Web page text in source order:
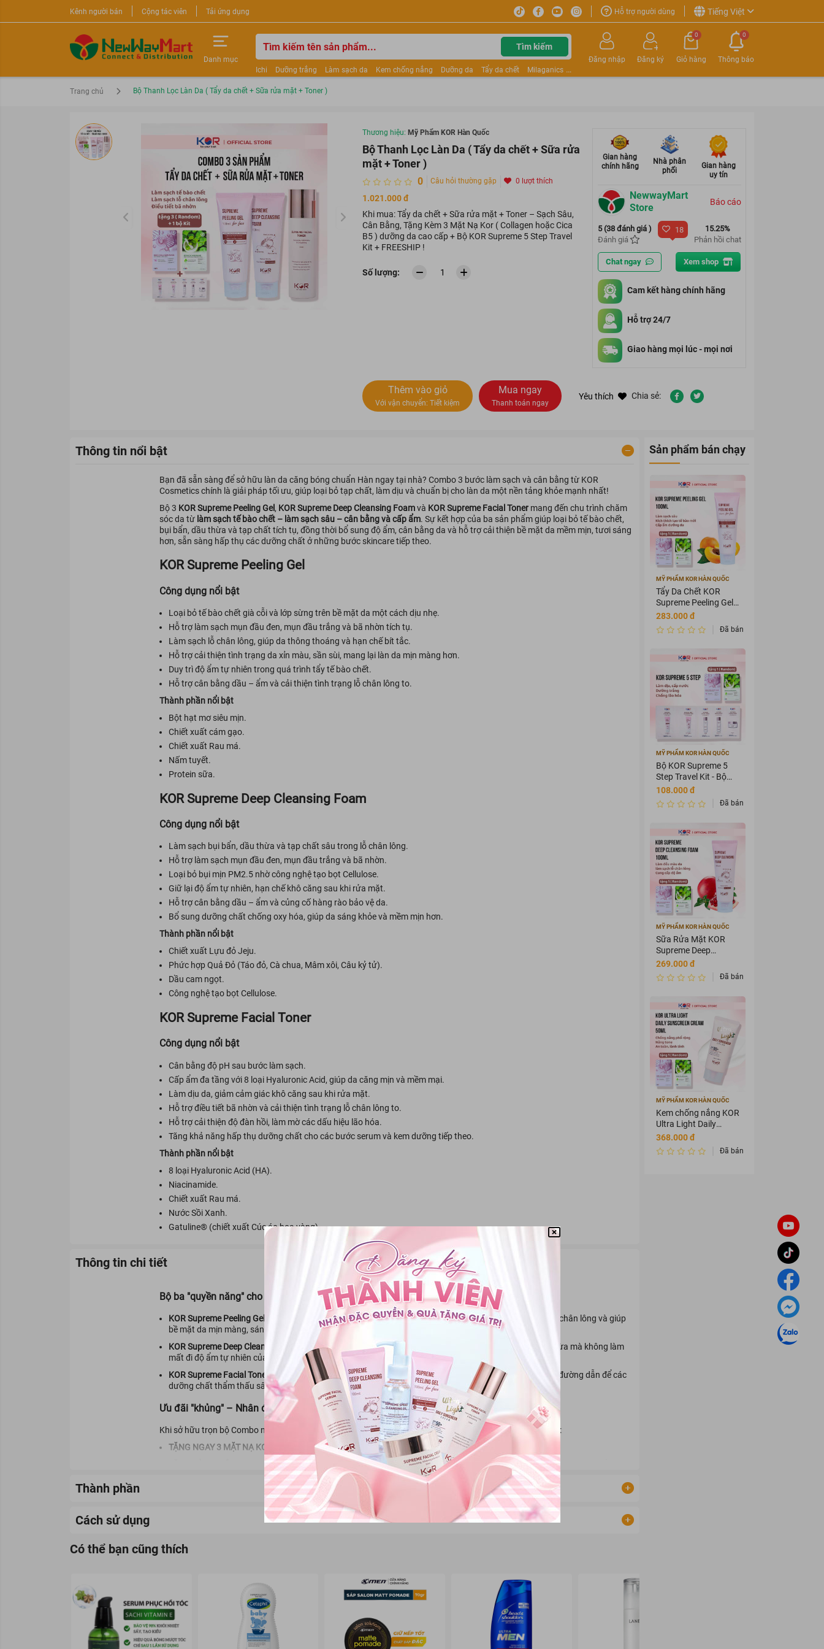
Kênh người bán Cộng tác viên Tải ứng dụng Hỗ trợ người dùng Tiếng Việt
Danh mục
Tìm kiếm
Ichi Dưỡng trắng Làm sạch da Kem chống nắng Dưỡng da Tẩy da chết
Milaganics
Sữa rửa mặt
Kem Mộc Qua
Đăng nhập Đăng ký
0
Giỏ hàng Thông báo
0
Trang chủ Bộ Thanh Lọc Làn Da ( Tẩy da chết + Sữa rửa mặt + Toner )
Thương hiệu: Mỹ Phẩm KOR Hàn Quốc
Bộ Thanh Lọc Làn Da ( Tẩy da chết + Sữa rửa
mặt + Toner )
0 Câu hỏi thường gặp 0 lượt thích
1.021.000 đ
Khi mua: Tẩy da chết + Sữa rửa mặt + Toner – Sạch Sâu,
Cân Bằng, Tặng Kèm 3 Mặt Nạ Kor ( Collagen hoặc Cica
B5 ) dưỡng da cao cấp + Bộ KOR Supreme 5 Step Travel
Kit + FREESHIP !
Số lượng:
Gian hàng
chính hãng
Nhà phân
phối
Gian hàng
uy tín
NewwayMart
Store
Báo cáo
5 (38 đánh giá )
Đánh giá
18
15.25%
Phản hồi chat
Chat ngay Xem shop
Cam kết hàng chính hãng
Hỗ trợ 24/7
Giao hàng mọi lúc - mọi nơi
Thêm vào giỏ
Với vận chuyển:Tiết kiệm
Mua ngay
Thanh toán ngay
Yêu thích Chia sẻ:
Thông tin nổi bật
Bạn đã sẵn sàng để sở hữu làn da căng bóng chuẩn Hàn ngay tại nhà? Combo 3 bước làm sạch và cân bằng từ KOR
Cosmetics chính là giải pháp tối ưu, giúp loại bỏ tạp chất, làm dịu và chuẩn bị cho làn da một nền tảng khỏe mạnh nhất!
Bộ 3 KOR Supreme Peeling Gel, KOR Supreme Deep Cleansing Foamvà KOR Supreme Facial Tonermang đến chu trình chăm
sóc da từ làm sạch tế bào chết – làm sạch sâu – cân bằng và cấp ẩm. Sự kết hợp của ba sản phẩm giúp loại bỏ tế bào chết,
bụi bẩn, dầu thừa và tạp chất tích tụ, đồng thời bổ sung độ ẩm, cân bằng da và hỗ trợ cải thiện bề mặt da mềm mịn, tươi sáng
hơn, sẵn sàng hấp thụ các dưỡng chất ở những bước skincare tiếp theo.
KOR Supreme Peeling Gel
Công dụng nổi bật
Loại bỏ tế bào chết già cỗi và lớp sừng trên bề mặt da một cách dịu nhẹ.
Hỗ trợ làm sạch mụn đầu đen, mụn đầu trắng và bã nhờn tích tụ.
Làm sạch lỗ chân lông, giúp da thông thoáng và hạn chế bít tắc.
Hỗ trợ cải thiện tình trạng da xỉn màu, sần sùi, mang lại làn da mịn màng hơn.
Duy trì độ ẩm tự nhiên trong quá trình tẩy tế bào chết.
Hỗ trợ cân bằng dầu – ẩm và cải thiện tình trạng lỗ chân lông to.
Thành phần nổi bật
Bột hạt mơ siêu mịn.
Chiết xuất cám gạo.
Chiết xuất Rau má.
Nấm tuyết.
Protein sữa.
KOR Supreme Deep Cleansing Foam
Công dụng nổi bật
Làm sạch bụi bẩn, dầu thừa và tạp chất sâu trong lỗ chân lông.
Hỗ trợ làm sạch mụn đầu đen, mụn đầu trắng và bã nhờn.
Loại bỏ bụi mịn PM2.5 nhờ công nghệ tạo bọt Cellulose.
Giữ lại độ ẩm tự nhiên, hạn chế khô căng sau khi rửa mặt.
Hỗ trợ cân bằng dầu – ẩm và củng cố hàng rào bảo vệ da.
Bổ sung dưỡng chất chống oxy hóa, giúp da sáng khỏe và mềm mịn hơn.
Thành phần nổi bật
Chiết xuất Lựu đỏ Jeju.
Phức hợp Quả Đỏ (Táo đỏ, Cà chua, Mâm xôi, Câu kỷ tử).
Dầu cam ngọt.
Công nghệ tạo bọt Cellulose.
KOR Supreme Facial Toner
Công dụng nổi bật
Cân bằng độ pH sau bước làm sạch.
Cấp ẩm đa tầng với 8 loại Hyaluronic Acid, giúp da căng mịn và mềm mại.
Làm dịu da, giảm cảm giác khô căng sau khi rửa mặt.
Hỗ trợ điều tiết bã nhờn và cải thiện tình trạng lỗ chân lông to.
Hỗ trợ cải thiện độ đàn hồi, làm mờ các dấu hiệu lão hóa.
Tăng khả năng hấp thụ dưỡng chất cho các bước serum và kem dưỡng tiếp theo.
Thành phần nổi bật
8 loại Hyaluronic Acid (HA).
Niacinamide.
Chiết xuất Rau má.
Nước Sồi Xanh.
Gatuline® (chiết xuất Cúc áo hoa vàng).
Thông tin chi tiết
Bộ ba "quyền năng" cho làn da rạng rỡ:
KOR Supreme Peeling Gel:
Tẩy tế bào chết nhẹ nhàng, giúp loại bỏ lớp sừng già cỗi, làm thông thoáng lỗ chân lông và giúp
bề mặt da mịn màng, sáng khỏe.
KOR Supreme Deep Cleansing Foam:
Sữa rửa mặt tạo bọt mịn, giúp làm sạch sâu mọi bụi bẩn và dầu thừa mà không làm
mất đi độ ẩm tự nhiên của da.
KOR Supreme Facial Toner:Bước đệm hoàn hảo giúp cân bằng độ pH, cấp ẩm tức thì và làm dịu da, tạo đường dẫn để các
dưỡng chất thẩm thấu sâu hơn vào da.
Ưu đãi "khủng" – Nhân đôi quà tặng:
Khi sở hữu trọn bộ Combo này, bạn sẽ nhận được phần quà siêu giá trị để nâng tầm quy trình chăm sóc da:
TẶNG NGAY 3 MẶT NẠ KOR
(tùy chọn dòng Collagen cấp ẩm sâu hoặc Cica B5 phục hồi da).
TẶNG KÈM 1 BỘ KOR SUPREME 5 STEP TRAVEL KIT– bộ sản phẩm tiện lợi giúp bạn duy trì quy trình dưỡng da chuẩn Hàn
Nâng cấp quy trình chăm sóc da, tự tin với làn da không tì vết cùng KOR Cosmetics!
Số lượng quà tặng có hạn, hãy nhắn tin cho chúng tôi ngay để được tư vấn và sở hữu combo làm sạch "thần thánh" này
-Shopee :
Xem chi tiết
Thành phần
Cách sử dụng
Có thể bạn cũng thích
Sản phẩm bán chạy
MỸ PHẨM KOR HÀN QUỐC
Tẩy Da Chết KOR
Supreme Peeling Gel
100ml
283.000 đ
Đã bán 3589875
MỸ PHẨM KOR HÀN QUỐC
Bộ KOR Supreme 5
Step Travel Kit - Bộ
mỹ phẩm du lịch KOR
108.000 đ
Đã bán 3456435
MỸ PHẨM KOR HÀN QUỐC
Sữa Rửa Mặt KOR
Supreme Deep
Cleansing Foam
100ml
269.000 đ
Đã bán 2657268
MỸ PHẨM KOR HÀN QUỐC
Kem chống nắng KOR
Ultra Light Daily
Sunscreen Cream
SPF 50+ PA ++++
368.000 đ
Đã bán 2456342